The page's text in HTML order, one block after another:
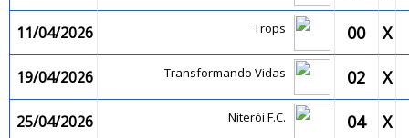
11/04/2026 Trops 00 X
19/04/2026 Transformando Vidas 02 X
25/04/2026 Niterói F.C. 04 X